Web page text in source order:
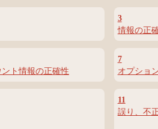
3
情報の正
ト情報の正確性
7
オプショ
11
誤り、不